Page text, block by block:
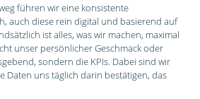
führen wir eine konsistente
auch diese rein digital und basierend auf
ist alles, was wir machen, maximal
unser persönlicher Geschmack oder
sondern die KPIs. Dabei sind wir
Daten uns täglich darin bestätigen, das